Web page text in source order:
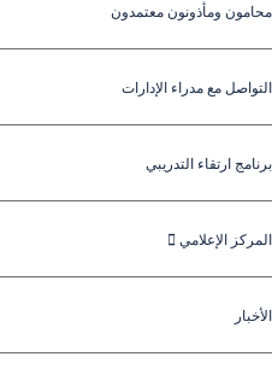
محامون ومأذونون معتمدون
التواصل مع مدراء الإدارات
برنامج ارتقاء التدريبي
المركز الإعلامي
الأخبار